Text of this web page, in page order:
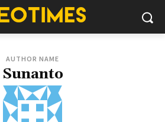
AUTHOR NAME
Sunanto